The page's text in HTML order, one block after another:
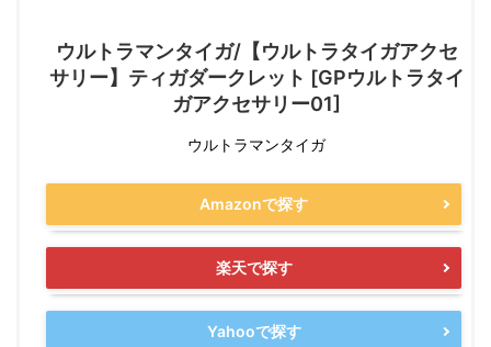
ウルトラマンタイガ/【ウルトラタイガアクセ
サリー】ティガダークレット [GPウルトラタイ
ガアクセサリー01]
ウルトラマンタイガ
Amazonで探す
楽天で探す
Yahooで探す